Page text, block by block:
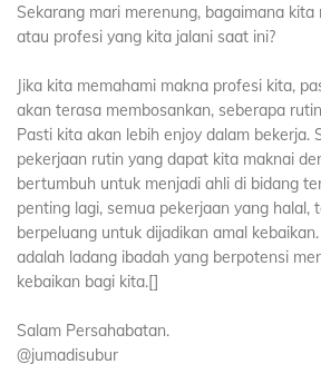
Sekarang mari merenung, bagaimana kita
atau profesi yang kita jalani saat ini?
Jika kita memahami makna profesi kita,
akan terasa membosankan, seberapa
Pasti kita akan lebih enjoy dalam bekerja.
pekerjaan rutin yang dapat kita maknai
bertumbuh untuk menjadi ahli di bidang
penting lagi, semua pekerjaan yang halal,
berpeluang untuk dijadikan amal
adalah ladang ibadah yang berpotensi
kebaikan bagi kita.[]
Salam Persahabatan.
@jumadisubur